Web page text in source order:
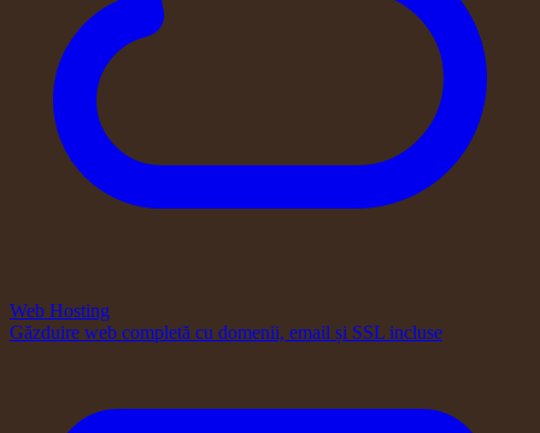
Web Hosting
Găzduire web completă cu domenii, email și SSL incluse